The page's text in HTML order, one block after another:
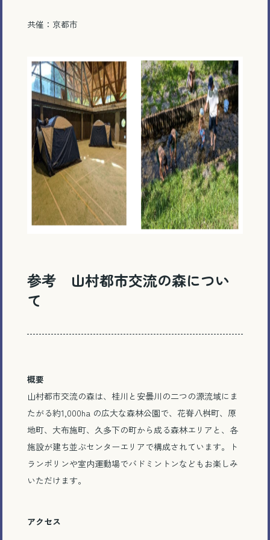
電話で相談する
メール相談・面談予約
LINEで相談する
共催：京都市
参考 山村都市交流の森につい
て
概要
山村都市交流の森は、桂川と安曇川の二つの源流域にま
たがる約1,000ha の広大な森林公園で、花脊八桝町、原
地町、大布施町、久多下の町から成る森林エリアと、各
施設が建ち並ぶセンターエリアで構成されています。ト
ランポリンや室内運動場でバドミントンなどもお楽しみ
いただけます。
アクセス